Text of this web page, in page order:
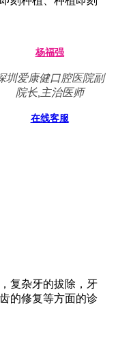
杨福强
圳爱康健口腔医院副
院长,主治医师
在线客服
复杂牙的拔除，牙
的修复等方面的诊